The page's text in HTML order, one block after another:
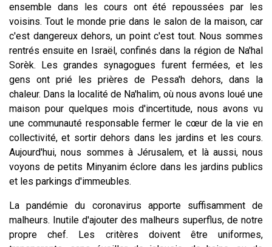
ensemble dans les cours ont été repoussées par les
voisins. Tout le monde prie dans le salon de la maison, car
c'est dangereux dehors, un point c'est tout. Nous sommes
rentrés ensuite en Israël, confinés dans la région de Na'hal
Sorèk. Les grandes synagogues furent fermées, et les
gens ont prié les prières de Pessa'h dehors, dans la
chaleur. Dans la localité de Na'halim, où nous avons loué une
maison pour quelques mois d'incertitude, nous avons vu
une communauté responsable fermer le cœur de la vie en
collectivité, et sortir dehors dans les jardins et les cours.
Aujourd'hui, nous sommes à Jérusalem, et là aussi, nous
voyons de petits Minyanim éclore dans les jardins publics
et les parkings d'immeubles.
La pandémie du coronavirus apporte suffisamment de
malheurs. Inutile d'ajouter des malheurs superflus, de notre
propre chef. Les critères doivent être uniformes,